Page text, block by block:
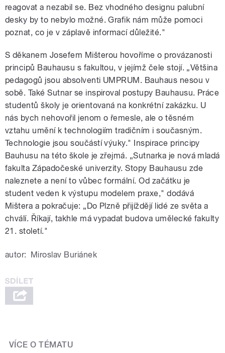
reagovat a nezabil se. Bez vhodného designu palubní
desky by to nebylo možné. Grafik nám může pomoci
poznat, co je v záplavě informací důležité."
S děkanem Josefem Mišterou hovoříme o provázanosti
principů Bauhausu s fakultou, v jejímž čele stojí. „Většina
pedagogů jsou absolventi UMPRUM. Bauhaus nesou v
sobě. Také Sutnar se inspiroval postupy Bauhausu. Práce
studentů školy je orientovaná na konkrétní zakázku. U
nás bych nehovořil jenom o řemesle, ale o těsném
vztahu umění k technologiím tradičním i současným.
Technologie jsou součástí výuky." Inspirace principy
Bauhusu na této škole je zřejmá. „Sutnarka je nová mladá
fakulta Západočeské univerzity. Stopy Bauhausu zde
naleznete a není to vůbec formální. Od začátku je
student veden k výstupu modelem praxe," dodává
Mištera a pokračuje: „Do Plzně přijíždějí lidé ze světa a
chválí. Říkají, takhle má vypadat budova umělecké fakulty
21. století."
autor: Miroslav Buriánek
VÍCE O TÉMATU